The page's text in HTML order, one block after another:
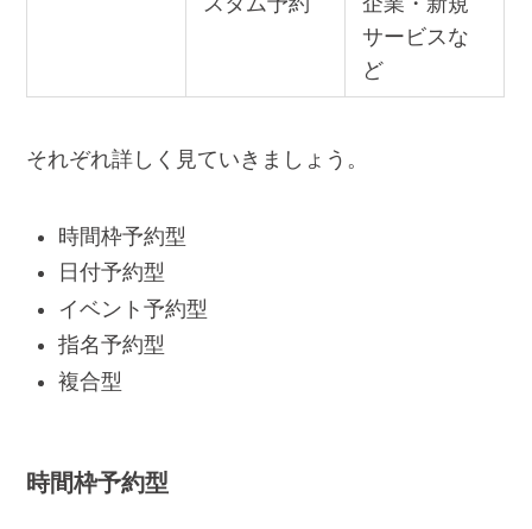
サービスな
ど
それぞれ詳しく見ていきましょう。
時間枠予約型
日付予約型
イベント予約型
指名予約型
複合型
時間枠予約型